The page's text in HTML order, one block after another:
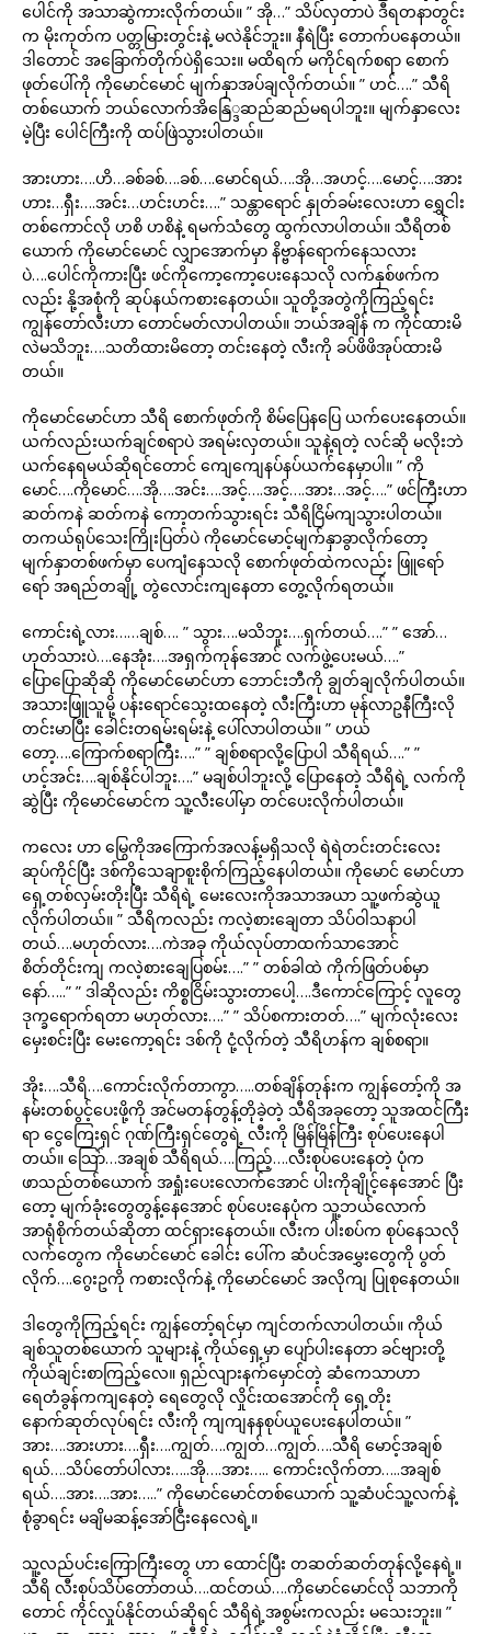
ပေါင်ကို အသာဆွဲကားလိုက်တယ်။ ” အို…” သိပ်လှတာပဲ ဒီရတနာတွင်း
က မိုးကုတ်က ပတ္တမြားတွင်းနဲ့ မလဲနိုင်ဘူး။ နီရဲပြီး တောက်ပနေတယ်။
ဒါတောင် အခြောက်တိုက်ပဲရှိသေး။ မထိရက် မကိုင်ရက်စရာ စောက်
ဖုတ်ပေါ်ကို ကိုမောင်မောင် မျက်နှာအပ်ချလိုက်တယ်။ ” ဟင်….” သီရိ
တစ်ယောက် ဘယ်လောက်အိနြေ္ဒဆည်ဆည်မရပါဘူး။ မျက်နှာလေး
မဲ့ပြီး ပေါင်ကြီးကို ထပ်ဖြဲသွားပါတယ်။
အားဟား….ဟိ…ခစ်ခစ်….ခစ်….မောင်ရယ်….အို…အဟင့်….မောင့်….အား
ဟား…ရှီး….အင်း…ဟင်းဟင်း….” သန္တာရောင် နှုတ်ခမ်းလေးဟာ ရွှေငါး
တစ်ကောင်လို ဟစိ ဟစိနဲ့ ရမက်သံတွေ ထွက်လာပါတယ်။ သီရိတစ်
ယောက် ကိုမောင်မောင် လျှာအောက်မှာ နိဗ္ဗာန်ရောက်နေသလား
ပဲ….ပေါင်ကိုကားပြီး ဖင်ကိုကော့ကော့ပေးနေသလို လက်နှစ်ဖက်က
လည်း နို့အစုံကို ဆုပ်နယ်ကစားနေတယ်။ သူတို့အတွဲကိုကြည့်ရင်း
ကျွန်တော်လီးဟာ တောင်မတ်လာပါတယ်။ ဘယ်အချိန် က ကိုင်ထားမိ
လဲမသိဘူး….သတိထားမိတော့ တင်းနေတဲ့ လီးကို ခပ်ဖိဖိအုပ်ထားမိ
တယ်။
ကိုမောင်မောင်ဟာ သီရိ စောက်ဖုတ်ကို စိမ်ပြေနပြေ ယက်ပေးနေတယ်။
ယက်လည်းယက်ချင်စရာပဲ အရမ်းလှတယ်။ သူနဲ့ရတဲ့ လင်ဆို မလိုးဘဲ
ယက်နေရမယ်ဆိုရင်တောင် ကျေကျေနပ်နပ်ယက်နေမှာပါ။ ” ကို
မောင်….ကိုမောင်….အို….အင်း….အင့်….အင့်….အား…အင့်….” ဖင်ကြီးဟာ
ဆတ်ကနဲ ဆတ်ကနဲ ကော့တက်သွားရင်း သီရိငြိမ်ကျသွားပါတယ်။
တကယ်ရုပ်သေးကြိုးပြတ်ပဲ ကိုမောင်မောင့်မျက်နှာခွာလိုက်တော့
မျက်နှာတစ်ဖက်မှာ ပေကျံနေသလို စောက်ဖုတ်ထဲကလည်း ဖြူရော်
ရော် အရည်တချို့ တွဲလောင်းကျနေတာ တွေ့လိုက်ရတယ်။
ကောင်းရဲ့လား……ချစ်…. ” သွား….မသိဘူး….ရှက်တယ်….” ” အော်…
ဟုတ်သားပဲ….နေအုံး….အရှက်ကုန်အောင် လက်ဖွဲ့ပေးမယ်….”
ပြောပြောဆိုဆို ကိုမောင်မောင်ဟာ ဘောင်းဘီကို ချွတ်ချလိုက်ပါတယ်။
အသားဖြူသူမို့ ပန်းရောင်သွေးထနေတဲ့ လီးကြီးဟာ မုန်လာဥနီကြီးလို
တင်းမာပြီး ခေါင်းတရမ်းရမ်းနဲ့ ပေါ်လာပါတယ်။ ” ဟယ်
တော့….ကြောက်စရာကြီး….” ” ချစ်စရာလို့ပြောပါ သီရိရယ်….” ”
ဟင့်အင်း….ချစ်နိုင်ပါဘူး….” မချစ်ပါဘူးလို့ ပြောနေတဲ့ သီရိရဲ့ လက်ကို
ဆွဲပြီး ကိုမောင်မောင်က သူ့လီးပေါ်မှာ တင်ပေးလိုက်ပါတယ်။
ကလေး ဟာ မြွေကိုအကြောက်အလန့်မရှိသလို ရဲရဲတင်းတင်းလေး
ဆုပ်ကိုင်ပြီး ဒစ်ကိုသေချာစူးစိုက်ကြည့်နေပါတယ်။ ကိုမောင် မောင်ဟာ
ရှေ့တစ်လှမ်းတိုးပြီး သီရိရဲ့ မေးလေးကိုအသာအယာ သူ့ဖက်ဆွဲယူ
လိုက်ပါတယ်။ ” သီရိကလည်း ကလဲ့စားချေတာ သိပ်ဝါသနာပါ
တယ်….မဟုတ်လား….ကဲအခု ကိုယ်လုပ်တာထက်သာအောင်
စိတ်တိုင်းကျ ကလဲ့စားချေပြစမ်း….” ” တစ်ခါထဲ ကိုက်ဖြတ်ပစ်မှာ
နော်…..” ” ဒါဆိုလည်း ကိစ္စငြိမ်းသွားတာပေါ့….ဒီကောင်ကြောင့် လူတွေ
ဒုက္ခရောက်ရတာ မဟုတ်လား….” ” သိပ်စကားတတ်….” မျက်လုံးလေး
မှေးစင်းပြီး မေးကော့ရင်း ဒစ်ကို ငုံ့လိုက်တဲ့ သီရိဟန်က ချစ်စရာ။
အိုး….သီရိ….ကောင်းလိုက်တာကွာ…..တစ်ချိန်တုန်းက ကျွန်တော့်ကို အ
နမ်းတစ်ပွင့်ပေးဖို့ကို အင်မတန်တွန့်တိုခဲ့တဲ့ သီရိအခုတော့ သူအထင်ကြီး
ရာ ငွေကြေးရှင် ဂုဏ်ကြီးရှင်တွေရဲ့ လီးကို မြိန်မြိန်ကြီး စုပ်ပေးနေပါ
တယ်။ သြော်…အချစ် သီရိရယ်….ကြည့်….လီးစုပ်ပေးနေတဲ့ ပုံက
ဖာသည်တစ်ယောက် အရှုံးပေးလောက်အောင် ပါးကိုချိုင့်နေအောင် ပြီး
တော့ မျက်ခုံးတွေတွန့်နေအောင် စုပ်ပေးနေပုံက သူ့ဘယ်လောက်
အာရုံစိုက်တယ်ဆိုတာ ထင်ရှားနေတယ်။ လီးက ပါးစပ်က စုပ်နေသလို
လက်တွေက ကိုမောင်မောင် ခေါင်း ပေါ်က ဆံပင်အမွှေးတွေကို ပွတ်
လိုက်….ဂွေးဥကို ကစားလိုက်နဲ့ ကိုမောင်မောင် အလိုကျ ပြုစုနေတယ်။
ဒါတွေကိုကြည့်ရင်း ကျွန်တော့်ရင်မှာ ကျင်တက်လာပါတယ်။ ကိုယ်
ချစ်သူတစ်ယောက် သူများနဲ့ ကိုယ်ရှေ့မှာ ပျော်ပါးနေတာ ခင်ဗျားတို့
ကိုယ်ချင်းစာကြည့်လေ။ ရှည်လျားနက်မှောင်တဲ့ ဆံကေသာဟာ
ရေတံခွန်ကကျနေတဲ့ ရေတွေလို လှိုင်းထအောင်ကို ရှေ့တိုး
နောက်ဆုတ်လုပ်ရင်း လီးကို ကျကျနနစုပ်ယူပေးနေပါတယ်။ ”
အား….အားဟား….ရှီး….ကျွတ်….ကျွတ်…ကျွတ်….သီရိ မောင့်အချစ်
ရယ်….သိပ်တော်ပါလား…..အို….အား….. ကောင်းလိုက်တာ…..အချစ်
ရယ်….အား….အား…..” ကိုမောင်မောင်တစ်ယောက် သူ့ဆံပင်သူ့လက်နဲ့
စုံခွာရင်း မချိမဆန့်အော်ငြီးနေလေရဲ့။
သူ့လည်ပင်းကြောကြီးတွေ ဟာ ထောင်ပြီး တဆတ်ဆတ်တုန်လို့နေရဲ့။
သီရိ လီးစုပ်သိပ်တော်တယ်….ထင်တယ်….ကိုမောင်မောင်လို သဘာကို
တောင် ကိုင်လှုပ်နိုင်တယ်ဆိုရင် သီရိရဲ့အစွမ်းကလည်း မသေးဘူး။ ”